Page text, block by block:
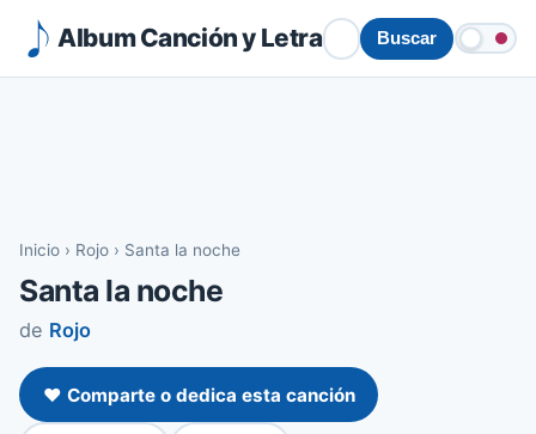
Album Canción y Letra Buscar
Inicio › Rojo › Santa la noche
Santa la noche
de Rojo
❤️ Comparte o dedica esta canción